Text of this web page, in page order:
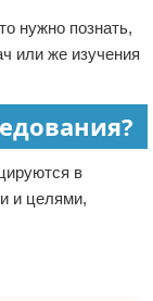
нужно познать,
или же изучения
в
и целями,